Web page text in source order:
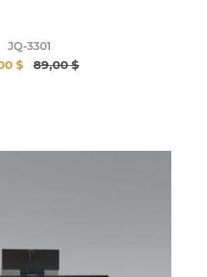
JQ-3301
$ 89,00 $